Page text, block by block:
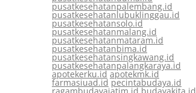
pusatkesehatanpalembang.id
pusatkesehatanlubuklinggau.id
pusatkesehatansolo.id
pusatkesehatanmalang.id
pusatkesehatanmataram.id
pusatkesehatanbima.id
pusatkesehatansingkawang.id
pusatkesehatanpalangkaraya.id
apotekerku.id apotekmk.id
farmasiuad.id pecintabudaya.id